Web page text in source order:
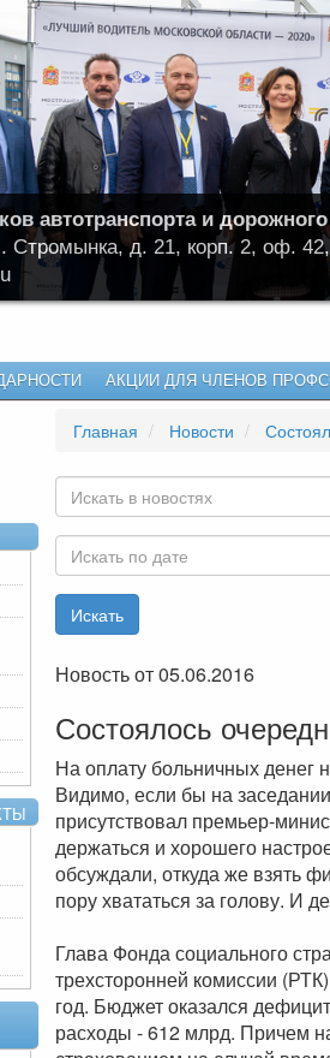
автотранспорта и
Стромынка, д. 21, корп. 2, оф.
АКЦИИ ДЛЯ ЧЛЕНОВ
Главная Новости
Новость от 05.06.2016
Состоялось
На оплату больничных денег
Видимо, если бы на
присутствовал премьер-
держаться и хорошего
обсуждали, откуда же взять
пору хвататься за голову. И
Глава Фонда социального
трехсторонней комиссии
год. Бюджет оказался
расходы - 612 млрд. Причем